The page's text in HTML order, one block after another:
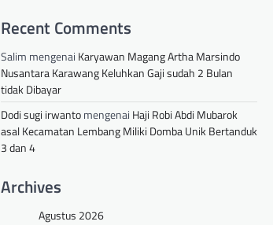
Recent Comments
Salim mengenai Karyawan Magang Artha Marsindo
Nusantara Karawang Keluhkan Gaji sudah 2 Bulan
tidak Dibayar
Dodi sugi irwantomengenai Haji Robi Abdi Mubarok
asal Kecamatan Lembang Miliki Domba Unik Bertanduk
3 dan 4
Archives
Agustus 2026